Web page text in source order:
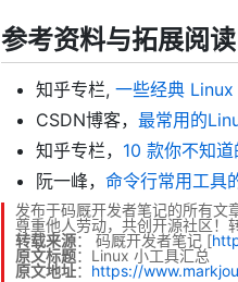
参考资料与拓展阅读
知乎专栏, 一些经典
CSDN博客， 最常用的
知乎专栏， 10 款你不知
阮一峰， 命令行常用工具
发布于码厩开发者笔记的所有文
尊重他人劳动，共创开源社区！
转载来源： 码厩开发者笔记 [
原文标题：Linux 小工具汇总
原文地址： https://